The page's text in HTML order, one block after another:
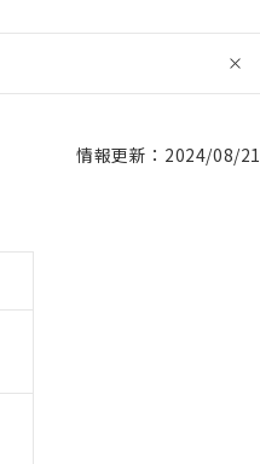
情報更新：2024/08/21